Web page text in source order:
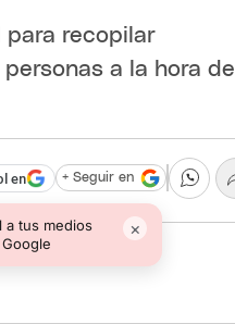
recopilar
a la hora de
en
a tus medios
×
+ Seguir en